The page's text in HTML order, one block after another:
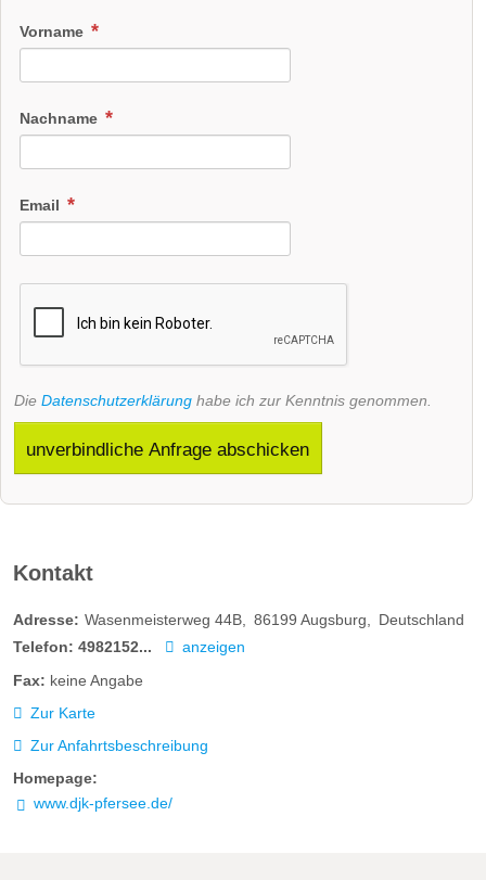
Vorname
Nachname
Email
Die Datenschutzerklärung habe ich zur Kenntnis genommen.
unverbindliche Anfrage abschicken
Kontakt
Adresse: Wasenmeisterweg 44B 86199 Augsburg
Deutschland
Telefon: 4982152...
anzeigen
Fax: keine Angabe
Zur Karte
Zur Anfahrtsbeschreibung
Homepage:
www.djk-pfersee.de/